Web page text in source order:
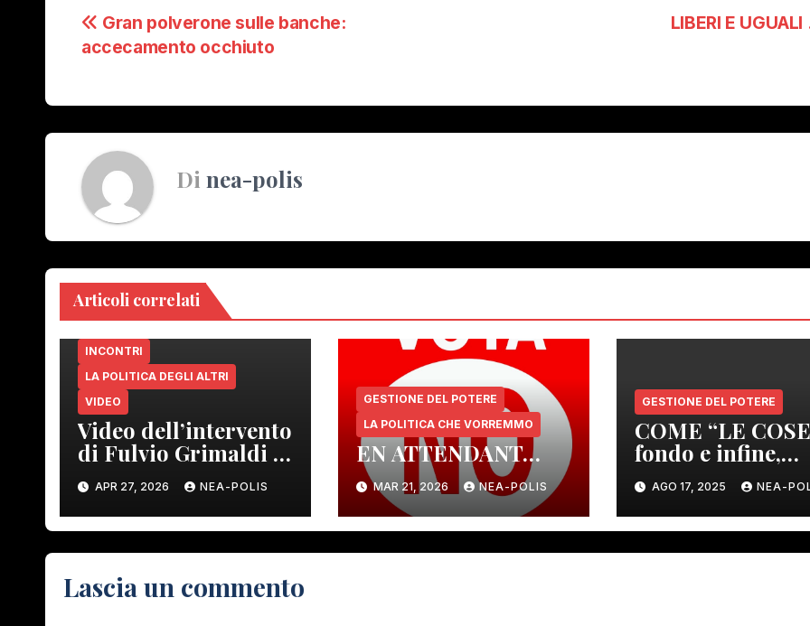
Navigazione
articoli
LIBERI E
Gran polverone sulle banche:
accecamento occhiuto
Di nea-polis
Articoli correlati
INCONTRI
LA POLITICA DEGLI ALTRI
VIDEO
Video dell’intervento
di Fulvio Grimaldi a
Gambassi Terme
APR 27, 2026 NEA-POLIS
GESTIONE DEL POTERE
LA POLITICA CHE VORREMMO
EN ATTENDANT…
MAR 21, 2026 NEA-POLIS
GESTIONE DEL POTERE
COME “LE
fondo e infine,
stando nel
regime, e
vanno
AGO 17, 2025 NEA-
Lascia un commento